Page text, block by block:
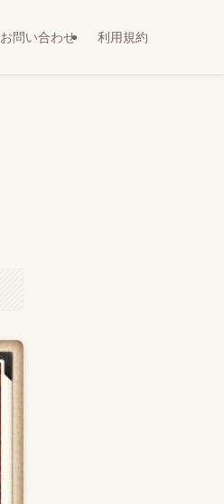
お問い合わせ 利用規約